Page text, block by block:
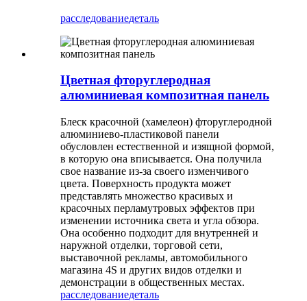
расследованиедеталь
Цветная фторуглеродная
алюминиевая композитная панель
Блеск красочной (хамелеон) фторуглеродной
алюминиево-пластиковой панели
обусловлен естественной и изящной формой,
в которую она вписывается. Она получила
свое название из-за своего изменчивого
цвета. Поверхность продукта может
представлять множество красивых и
красочных перламутровых эффектов при
изменении источника света и угла обзора.
Она особенно подходит для внутренней и
наружной отделки, торговой сети,
выставочной рекламы, автомобильного
магазина 4S и других видов отделки и
демонстрации в общественных местах.
расследованиедеталь